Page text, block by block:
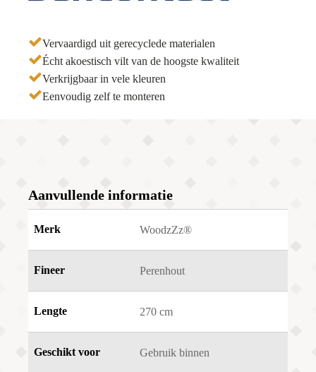
Vervaardigd uit gerecyclede materialen
Écht akoestisch vilt van de hoogste kwaliteit
Verkrijgbaar in vele kleuren
Eenvoudig zelf te monteren
Aanvullende informatie
Merk WoodzZz®
Fineer Perenhout
Lengte 270 cm
Geschikt voor Gebruik binnen